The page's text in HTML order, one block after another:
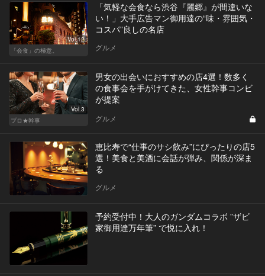
Vol.12
「会食」の極意。
「気軽な会食なら渋谷『麗郷』が間違いな
い！」大手広告マン御用達の“味・雰囲気・
コスパ”良しの名店
グルメ
Vol.3
プロ★幹事
男女の出会いにおすすめの店4選！数多く
の食事会を手がけてきた、女性幹事コンビ
が提案
グルメ
恵比寿で“仕事のサシ飲み”にぴったりの店5
選！美食と美酒に会話が弾み、関係が深ま
る
グルメ
予約受付中！大人のガンダムコラボ ”ザビ
家御用達万年筆” で悦に入れ！